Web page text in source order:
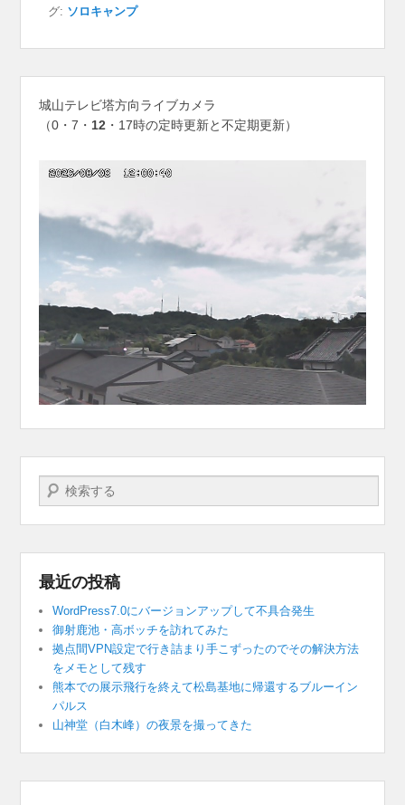
グ: ソロキャンプ
城山テレビ塔方向ライブカメラ
（0・7・ 12 ・17時の定時更新と不定期更新）
検索する
最近の投稿
WordPress7.0にバージョンアップして不具合発生
御射鹿池・高ボッチを訪れてみた
拠点間VPN設定で行き詰まり手こずったのでその解決方法
をメモとして残す
熊本での展示飛行を終えて松島基地に帰還するブルーイン
パルス
山神堂（白木峰）の夜景を撮ってきた